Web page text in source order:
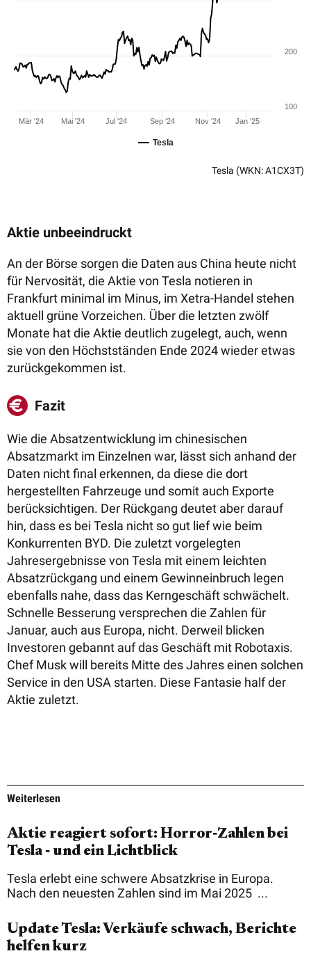
Tesla
Mär '24 Mai '24 Jul '24 Sep '24 Nov '24 Jan '25
100
200
Tesla (WKN: A1CX3T)
Aktie unbeeindruckt
An der Börse sorgen die Daten aus China heute nicht
für Nervosität, die Aktie von Tesla notieren in
Frankfurt minimal im Minus, im Xetra-Handel stehen
aktuell grüne Vorzeichen. Über die letzten zwölf
Monate hat die Aktie deutlich zugelegt, auch, wenn
sie von den Höchstständen Ende 2024 wieder etwas
zurückgekommen ist.
Fazit
Wie die Absatzentwicklung im chinesischen
Absatzmarkt im Einzelnen war, lässt sich anhand der
Daten nicht final erkennen, da diese die dort
hergestellten Fahrzeuge und somit auch Exporte
berücksichtigen. Der Rückgang deutet aber darauf
hin, dass es bei Tesla nicht so gut lief wie beim
Konkurrenten BYD. Die zuletzt vorgelegten
Jahresergebnisse von Tesla mit einem leichten
Absatzrückgang und einem Gewinneinbruch legen
ebenfalls nahe, dass das Kerngeschäft schwächelt.
Schnelle Besserung versprechen die Zahlen für
Januar, auch aus Europa, nicht. Derweil blicken
Investoren gebannt auf das Geschäft mit Robotaxis.
Chef Musk will bereits Mitte des Jahres einen solchen
Service in den USA starten. Diese Fantasie half der
Aktie zuletzt.
Weiterlesen
Aktie reagiert sofort: Horror‑Zahlen bei
Tesla ‑ und ein Lichtblick
Tesla erlebt eine schwere Absatzkrise in Europa.
Nach den neuesten Zahlen sind im Mai 2025 ...
Update Tesla: Verkäufe schwach, Berichte
helfen kurz